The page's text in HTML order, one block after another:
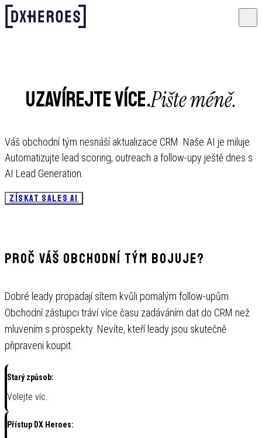
Uzavírejte více.Pište méně.
Váš obchodní tým nesnáší aktualizace CRM. Naše AI je miluje.
Automatizujte lead scoring, outreach a follow-upy ještě dnes s
AI Lead Generation.
ZÍSKAT SALES AI
Proč váš obchodní tým bojuje?
Dobré leady propadají sítem kvůli pomalým follow-upům.
Obchodní zástupci tráví více času zadáváním dat do CRM než
mluvením s prospekty. Nevíte, kteří leady jsou skutečně
připraveni koupit.
Starý způsob:
Volejte víc.
Přístup DX Heroes: